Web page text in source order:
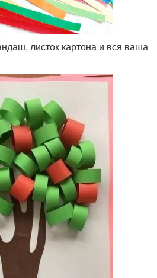
листок картона и вся ваша